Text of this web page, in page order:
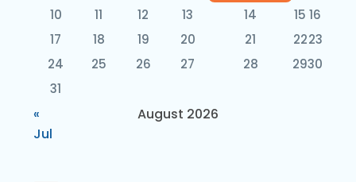
August 2026
10
11 12 13 14 15 16
17
18 19 20 21 2223
24
25 26 27 28 2930
31
«
Jul